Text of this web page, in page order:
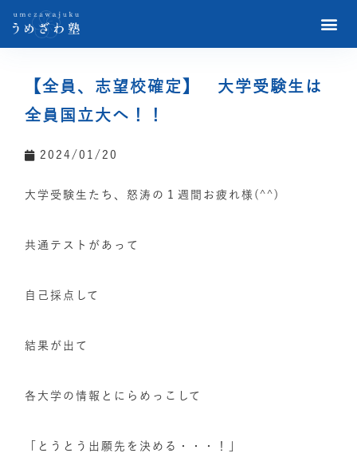
【全員、志望校確定】 大学受験生は
全員国立大へ！！
2024/01/20
大学受験生たち、怒涛の１週間お疲れ様(^^)
共通テストがあって
自己採点して
結果が出て
各大学の情報とにらめっこして
「とうとう出願先を決める・・・！」